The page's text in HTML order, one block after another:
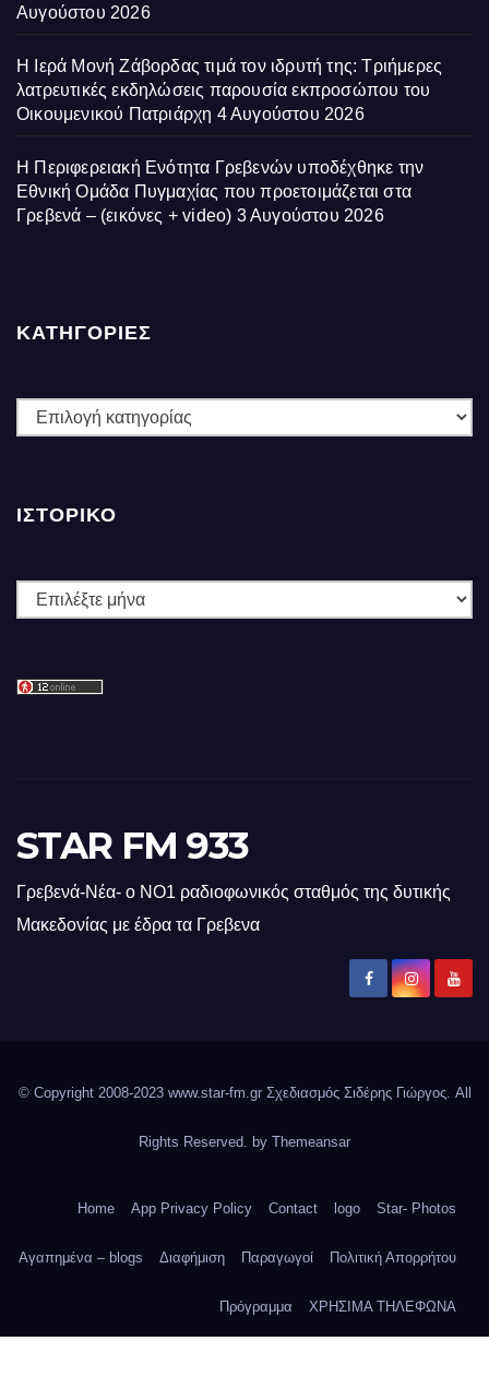
Αυγούστου 2026
Η Ιερά Μονή Ζάβορδας τιμά τον ιδρυτή της: Τριήμερες
λατρευτικές εκδηλώσεις παρουσία εκπροσώπου του
Οικουμενικού Πατριάρχη 4 Αυγούστου 2026
Η Περιφερειακή Ενότητα Γρεβενών υποδέχθηκε την
Εθνική Ομάδα Πυγμαχίας που προετοιμάζεται στα
Γρεβενά – (εικόνες + video) 3 Αυγούστου 2026
ΚΑΤΗΓΟΡΙΕΣ
ΚΑΤΗΓΟΡΙΕΣ
ΙΣΤΟΡΙΚΌ
Ιστορικό
STAR FM 933
Γρεβενά-Νέα- ο ΝΟ1 ραδιοφωνικός σταθμός της δυτικής
Μακεδονίας με έδρα τα Γρεβενα
© Copyright 2008-2023 www.star-fm.gr Σχεδιασμός Σιδέρης Γιώργος. All
Rights Reserved. by Themeansar
Home App Privacy Policy Contact logo Star- Photos
Αγαπημένα – blogs Διαφήμιση Παραγωγοί Πολιτική Απορρήτου
Πρόγραμμα ΧΡΗΣΙΜΑ ΤΗΛΕΦΩΝΑ